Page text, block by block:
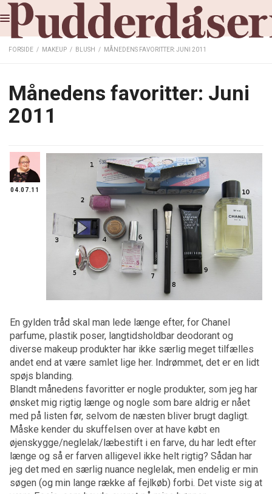
FORSIDE / MAKEUP / BLUSH / MÅNEDENS FAVORITTER: JUNI 2011
Månedens favoritter: Juni
2011
04.07.11
En gylden tråd skal man lede længe efter, for Chanel
parfume, plastik poser, langtidsholdbar deodorant og
diverse makeup produkter har ikke særlig meget tilfælles
andet end at være samlet lige her. Indrømmet, det er en lidt
spøjs blanding.
Blandt månedens favoritter er nogle produkter, som jeg har
ønsket mig rigtig længe og nogle som bare aldrig er nået
med på listen før, selvom de næsten bliver brugt dagligt.
Måske kender du skuffelsen over at have købt en
øjenskygge/neglelak/læbestift i en farve, du har ledt efter
længe og så er farven alligevel ikke helt rigtig? Sådan har
jeg det med en særlig nuance neglelak, men endelig er min
søgen (og min lange række af fejlkøb) forbi. Det viste sig at